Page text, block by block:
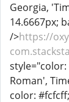
Georgia,
14.6667px;
/>https://
style="color:
Roman',
color: